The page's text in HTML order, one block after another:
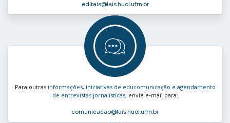
editais@lais.huol.ufrn.br
Para outras informações, iniciativas de educomunicação e agendamento
de entrevistas jornalísticas, envie e‑mail para:
comunicacao@lais.huol.ufrn.br